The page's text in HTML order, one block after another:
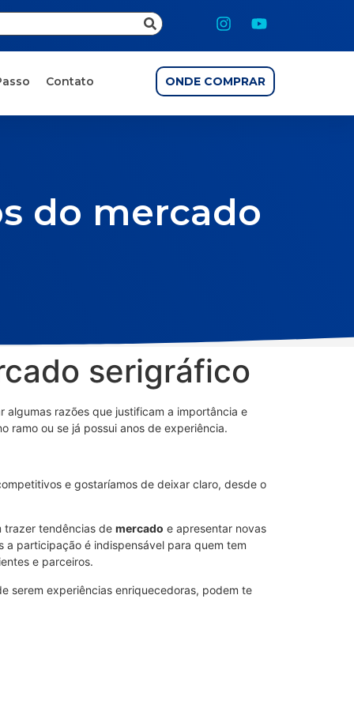
Contato ONDE COMPRAR
do mercado
serigráfico
algumas razões que justificam a importância e
ramo ou se já possui anos de experiência.
e gostaríamos de deixar claro, desde o
trazer tendências de mercado e apresentar novas
a participação é indispensável para quem tem
e parceiros.
serem experiências enriquecedoras, podem te